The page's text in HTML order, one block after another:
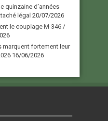
quinzaine d’années
légal 20/07/2026
le couplage M-346 /
marquent fortement leur
16/06/2026